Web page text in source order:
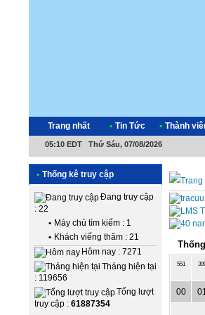
Trang nhất • Tin Tức • Thành
05:10 EDT Thứ Sáu, 07/08/2026
• Thống kê truy cập
Đang truy cập
: 22
• Máy chủ tìm kiếm : 1
• Khách viếng thăm : 21
Hôm nay : 7271
Tháng hiện tại
: 119656
Tổng lượt
truy cập : 61887354
551
00